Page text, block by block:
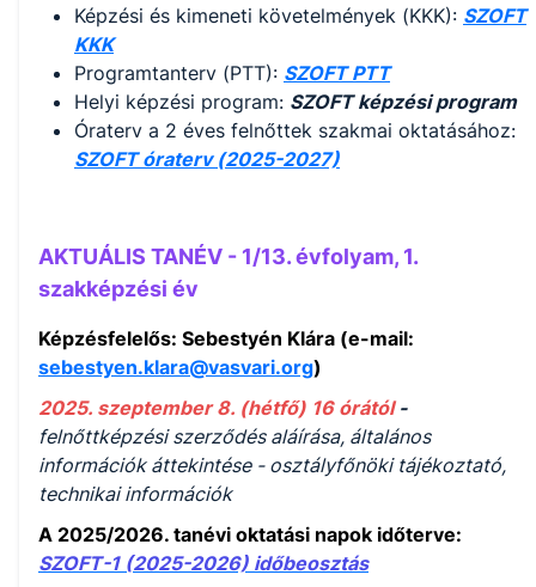
Képzési és kimeneti követelmények (KKK): SZOFT
KKK
Programtanterv (PTT): SZOFT PTT
Helyi képzési program: SZOFT képzési program
Óraterv a 2 éves felnőttek szakmai oktatásához:
SZOFT óraterv (2025-2027)
AKTUÁLIS TANÉV - 1/13. évfolyam, 1.
szakképzési év
Képzésfelelős: Sebestyén Klára (e-mail:
sebestyen.klara@vasvari.org)
2025. szeptember 8. (hétfő) 16 órától-
felnőttképzési szerződés aláírása, általános
információk áttekintése - osztályfőnöki tájékoztató,
technikai információk
A 2025/2026. tanévi oktatási napok időterve:
SZOFT-1 (2025-2026) időbeosztás